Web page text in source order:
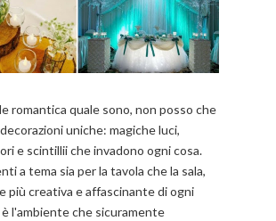
romantica quale sono, non posso che
uniche: magiche luci,
e scintillii che invadono ogni cosa.
a tema sia per la tavola che la sala,
più creativa e affascinante di ogni
l'ambiente che sicuramente